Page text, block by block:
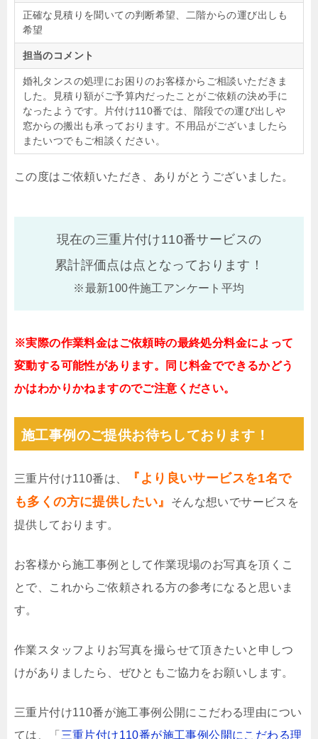
正確な見積りを聞いての判断希望、二階からの運び出しも
希望
担当のコメント
婚礼タンスの処理にお困りのお客様からご相談いただきま
した。見積り額がご予算内だったことがご依頼の決め手に
なったようです。片付け110番では、階段での運び出しや
窓からの搬出も承っております。不用品がございましたら
またいつでもご相談ください。
この度はご依頼いただき、ありがとうございました。
現在の三重片付け110番サービスの
累計評価点は点となっております！
※最新100件施工アンケート平均
※実際の作業料金はご依頼時の最終処分料金によって
変動する可能性があります。同じ料金でできるかどう
かはわかりかねますのでご注意ください。
施工事例のご提供お待ちしております！
三重片付け110番は、
『より良いサービスを1名で
も多くの方に提供したい』
そんな想いでサービスを
提供しております。
お客様から施工事例として作業現場のお写真を頂くこ
とで、これからご依頼される方の参考になると思いま
す。
作業スタッフよりお写真を撮らせて頂きたいと申しつ
けがありましたら、ぜひともご協力をお願いします。
三重片付け110番が施工事例公開にこだわる理由につい
ては、「 三重片付け110番が施工事例公開にこだわる理